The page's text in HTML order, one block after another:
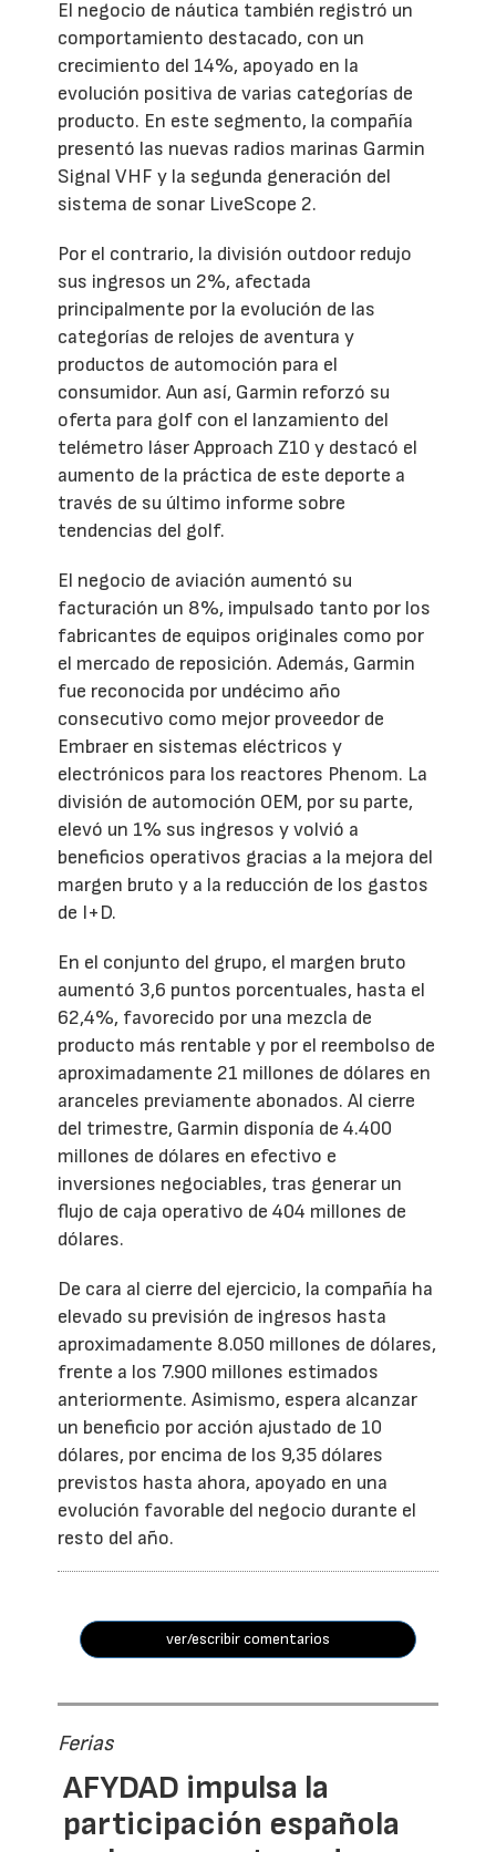
El negocio de náutica también registró un
comportamiento destacado, con un
crecimiento del 14%, apoyado en la
evolución positiva de varias categorías de
producto. En este segmento, la compañía
presentó las nuevas radios marinas Garmin
Signal VHF y la segunda generación del
sistema de sonar LiveScope 2.
Por el contrario, la división outdoor redujo
sus ingresos un 2%, afectada
principalmente por la evolución de las
categorías de relojes de aventura y
productos de automoción para el
consumidor. Aun así, Garmin reforzó su
oferta para golf con el lanzamiento del
telémetro láser Approach Z10 y destacó el
aumento de la práctica de este deporte a
través de su último informe sobre
tendencias del golf.
El negocio de aviación aumentó su
facturación un 8%, impulsado tanto por los
fabricantes de equipos originales como por
el mercado de reposición. Además, Garmin
fue reconocida por undécimo año
consecutivo como mejor proveedor de
Embraer en sistemas eléctricos y
electrónicos para los reactores Phenom. La
división de automoción OEM, por su parte,
elevó un 1% sus ingresos y volvió a
beneficios operativos gracias a la mejora del
margen bruto y a la reducción de los gastos
de I+D.
En el conjunto del grupo, el margen bruto
aumentó 3,6 puntos porcentuales, hasta el
62,4%, favorecido por una mezcla de
producto más rentable y por el reembolso de
aproximadamente 21 millones de dólares en
aranceles previamente abonados. Al cierre
del trimestre, Garmin disponía de 4.400
millones de dólares en efectivo e
inversiones negociables, tras generar un
flujo de caja operativo de 404 millones de
dólares.
De cara al cierre del ejercicio, la compañía ha
elevado su previsión de ingresos hasta
aproximadamente 8.050 millones de dólares,
frente a los 7.900 millones estimados
anteriormente. Asimismo, espera alcanzar
un beneficio por acción ajustado de 10
dólares, por encima de los 9,35 dólares
previstos hasta ahora, apoyado en una
evolución favorable del negocio durante el
resto del año.
ver/escribir comentarios
Ferias
AFYDAD impulsa la
participación española